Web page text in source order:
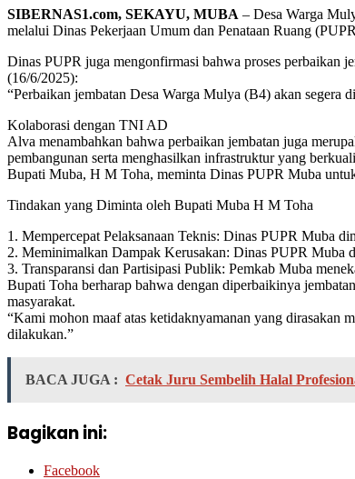
SIBERNAS1.com, SEKAYU, MUBA – Desa Warga
melalui Dinas Pekerjaan Umum dan Penataan Ruang
Dinas PUPR juga mengonfirmasi bahwa proses perbaikan
(16/6/2025):
“Perbaikan jembatan Desa Warga Mulya (B4) akan segera
Kolaborasi dengan TNI AD
Alva menambahkan bahwa perbaikan jembatan juga
pembangunan serta menghasilkan infrastruktur yang
Bupati Muba, H M Toha, meminta Dinas PUPR Muba
Tindakan yang Diminta oleh Bupati Muba H M Toha
1. Mempercepat Pelaksanaan Teknis: Dinas PUPR Muba
2. Meminimalkan Dampak Kerusakan: Dinas PUPR Muba
3. Transparansi dan Partisipasi Publik: Pemkab Muba
Bupati Toha berharap bahwa dengan diperbaikinya
masyarakat.
“Kami mohon maaf atas ketidaknyamanan yang dirasakan
dilakukan.”
BACA JUGA : Cetak Juru Sembelih Halal
Bagikan ini:
Facebook